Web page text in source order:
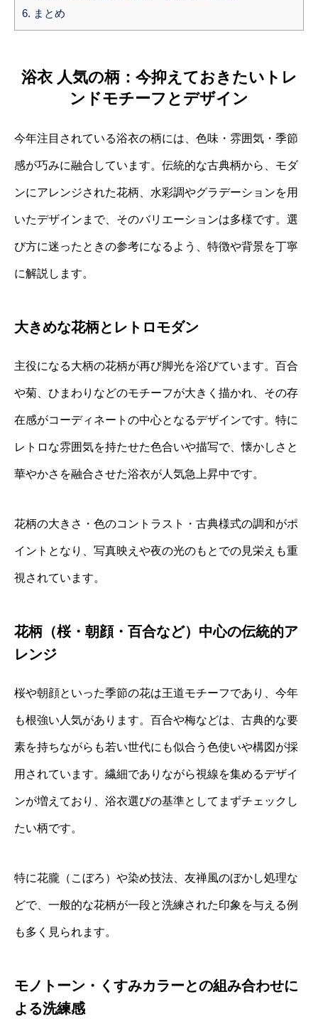
6. まとめ
浴衣 人気の柄：今抑えておきたいトレ
ンドモチーフとデザイン
今年注目されている浴衣の柄には、色味・雰囲気・季節
感が巧みに融合しています。伝統的な古典柄から、モダ
ンにアレンジされた花柄、水彩調やグラデーションを用
いたデザインまで、そのバリエーションは多様です。選
び方に迷ったときの参考になるよう、特徴や背景を丁寧
に解説します。
大きめな花柄とレトロモダン
主役になる大柄の花柄が再び脚光を浴びています。百合
や菊、ひまわりなどのモチーフが大きく描かれ、その存
在感がコーディネートの中心となるデザインです。特に
レトロな雰囲気を持たせた色合いや描写で、懐かしさと
華やかさを融合させた浴衣が人気急上昇中です。
花柄の大きさ・色のコントラスト・古典様式の調和がポ
イントとなり、写真映えや夜の光のもとでの見栄えも重
視されています。
花柄（桜・朝顔・百合など）中心の伝統的ア
レンジ
桜や朝顔といった季節の花は王道モチーフであり、今年
も根強い人気があります。百合や梅などは、古典的な要
素を持ちながらも若い世代にも似合う色使いや構図が採
用されています。繊細でありながら視線を集めるデザイ
ンが増えており、浴衣選びの基準としてまずチェックし
たい柄です。
特に花朧（こぼろ）や染め技法、友禅風のぼかし処理な
どで、一般的な花柄が一段と洗練された印象を与える例
も多く見られます。
モノトーン・くすみカラーとの組み合わせに
よる洗練感